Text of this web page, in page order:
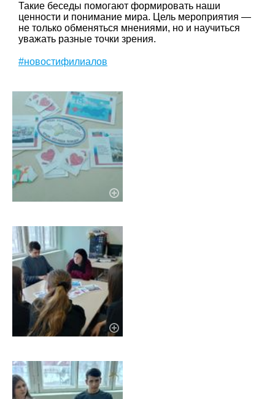
Такие беседы помогают формировать наши
ценности и понимание мира. Цель мероприятия —
не только обменяться мнениями, но и научиться
уважать разные точки зрения.
#новостифилиалов